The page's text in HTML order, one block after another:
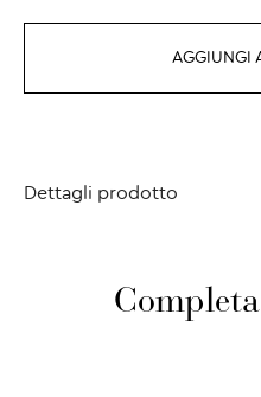
AGGIUNGI
Dettagli prodotto